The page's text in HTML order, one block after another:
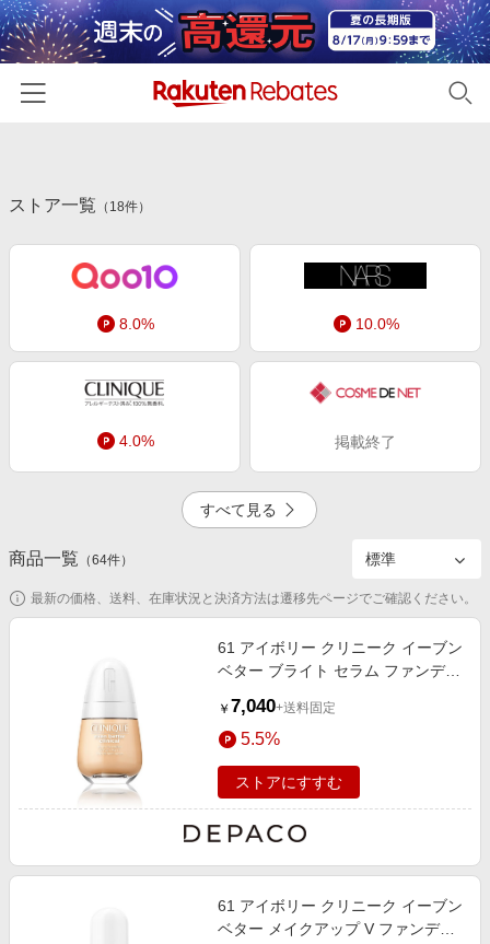
カテゴリー一覧
百貨店・総合ECモール
ファッション・インナー・小物
食品・スイーツ・お酒
日用品・キッチン用品
コスメ・健康・医薬品
キッズ・ベビー用品
ペット・花・DIY・車
生活・お役立ち
金融・マネー・保険
デジタルコンテンツ
ビジネス・その他サービス
初回購入者限定特典
新着ストアのご紹介
電子書籍特集
旅行特集
わくわく夏特集
とことん買い物チャレンジ
Apple公式サイト×楽天カード分割払い
Samsung ボーナスキャンペーン
週末の高還元 夏の長期版
友達紹介
楽天IDでログイン/会員登録
ストア一覧 （ 18件）
8.0% 10.0%
4.0% 掲載終了
掲載終了 10.0%
一時停止
掲載終了
すべて見る
商品一覧 （64件）
最新の価格、送料、在庫状況と決済方法は遷移先ページでご確認ください。
61 アイボリー クリニーク イーブン
ベター ブライト セラム ファンデー
￥ 7,040+送料固定
5.5%
ストアにすすむ
61 アイボリー クリニーク イーブン
ベター メイクアップ V ファンデー